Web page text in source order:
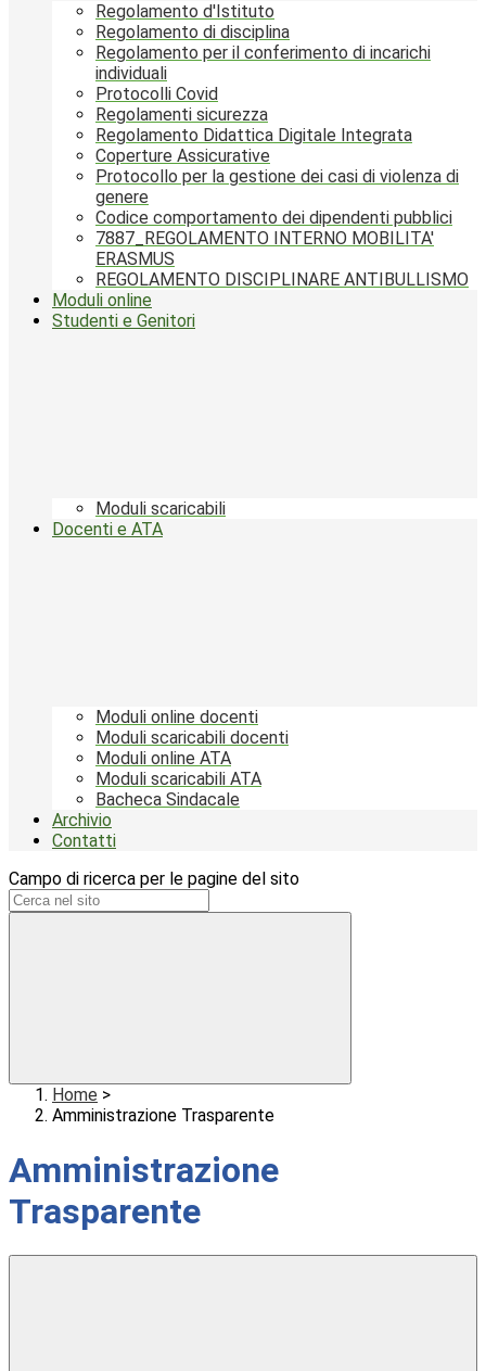
Regolamento d'Istituto
Regolamento di disciplina
Regolamento per il conferimento di incarichi
individuali
Protocolli Covid
Regolamenti sicurezza
Regolamento Didattica Digitale Integrata
Coperture Assicurative
Protocollo per la gestione dei casi di violenza di
genere
Codice comportamento dei dipendenti pubblici
7887_REGOLAMENTO INTERNO MOBILITA'
ERASMUS
REGOLAMENTO DISCIPLINARE ANTIBULLISMO
Moduli online
Studenti e Genitori
Moduli scaricabili
Docenti e ATA
Moduli online docenti
Moduli scaricabili docenti
Moduli online ATA
Moduli scaricabili ATA
Bacheca Sindacale
Archivio
Contatti
Campo di ricerca per le pagine del sito
Home >
Amministrazione Trasparente
Amministrazione
Trasparente